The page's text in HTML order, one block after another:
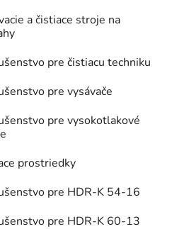
a čistiace stroje na
pre čistiacu techniku
pre vysávače
pre vysokotlakové
prostriedky
pre HDR-K 54-16
pre HDR-K 60-13